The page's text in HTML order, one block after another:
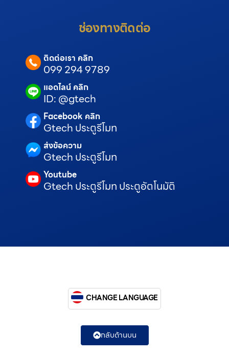
ช่องทางติดต่อ
ติดต่อเรา คลิก
099 294 9789
แอดไลน์ คลิก
ID: @gtech
Facebook คลิก
Gtech ประตูรีโมท
ส่งข้อความ
Gtech ประตูรีโมท
Youtube
Gtech ประตูรีโมท ประตูอัตโนมัติ
CHANGE LANGUAGE
กลับด้านบน